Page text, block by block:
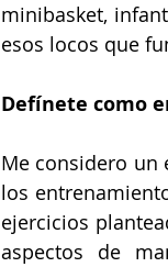
minibasket,
esos locos que
Defínete como
Me considero un
los
ejercicios
aspectos de